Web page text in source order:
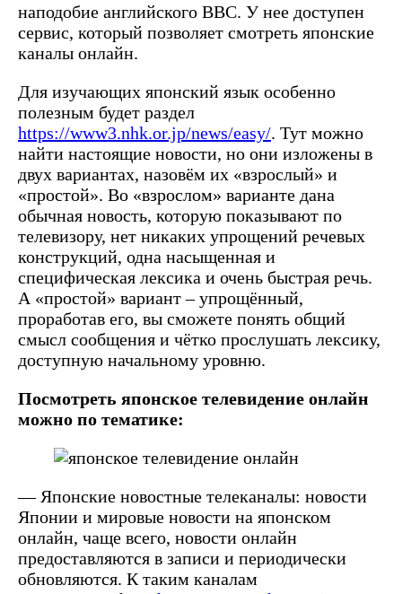
наподобие английского ВВС. У нее доступен
сервис, который позволяет смотреть японские
каналы онлайн.
Для изучающих японский язык особенно
полезным будет раздел
https://www3.nhk.or.jp/news/easy/. Тут можно
найти настоящие новости, но они изложены в
двух вариантах, назовём их «взрослый» и
«простой». Во «взрослом» варианте дана
обычная новость, которую показывают по
телевизору, нет никаких упрощений речевых
конструкций, одна насыщенная и
специфическая лексика и очень быстрая речь.
А «простой» вариант – упрощённый,
проработав его, вы сможете понять общий
смысл сообщения и чётко прослушать лексику,
доступную начальному уровню.
Посмотреть японское телевидение онлайн
можно по тематике:
— Японские новостные телеканалы: новости
Японии и мировые новости на японском
онлайн, чаще всего, новости онлайн
предоставляются в записи и периодически
обновляются. К таким каналам